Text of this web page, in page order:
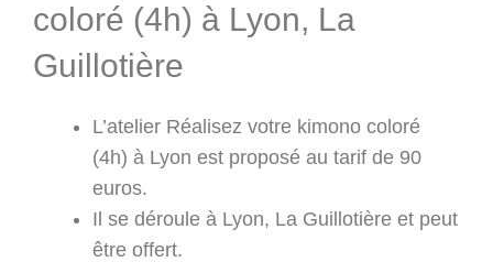
coloré (4h) à Lyon, La
Guillotière
L’atelier Réalisez votre kimono coloré
(4h) à Lyon est proposé au tarif de 90
euros.
Il se déroule à Lyon, La Guillotière et peut
être offert.